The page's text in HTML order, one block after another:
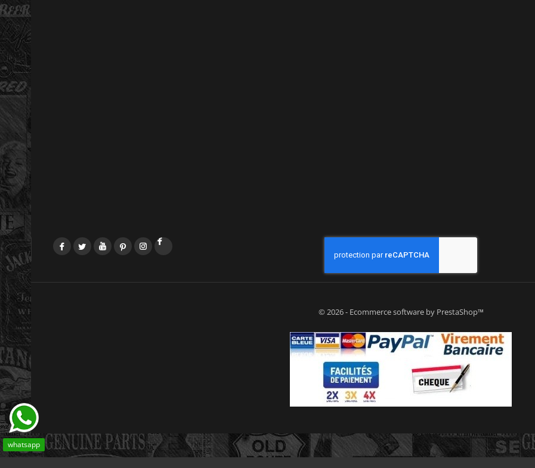
FacebookTwitterYouTubePinterestInstagram
whatsapp
© 2026 - Ecommerce software by PrestaShop™